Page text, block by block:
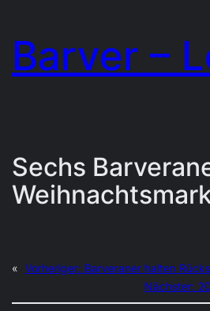
Inhalt
springen
Barver –
Sechs
« Vorheriger: Barveraner halten
Nächster: